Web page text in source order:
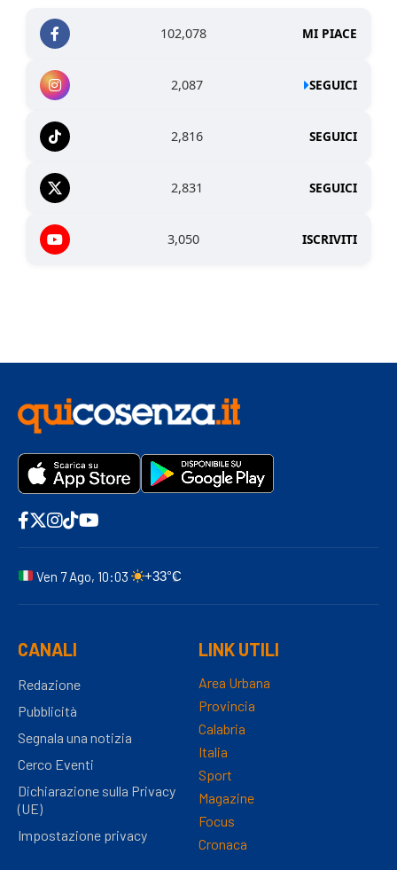
102,078 MI PIACE
2,087 SEGUICI
2,816 SEGUICI
2,831 SEGUICI
3,050 ISCRIVITI
Ven 7 Ago, 10:03 +33°C
CANALI
Redazione
Pubblicità
Segnala una notizia
Cerco Eventi
Dichiarazione sulla Privacy
(UE)
Impostazione privacy
LINK UTILI
Area Urbana
Provincia
Calabria
Italia
Sport
Magazine
Focus
Cronaca